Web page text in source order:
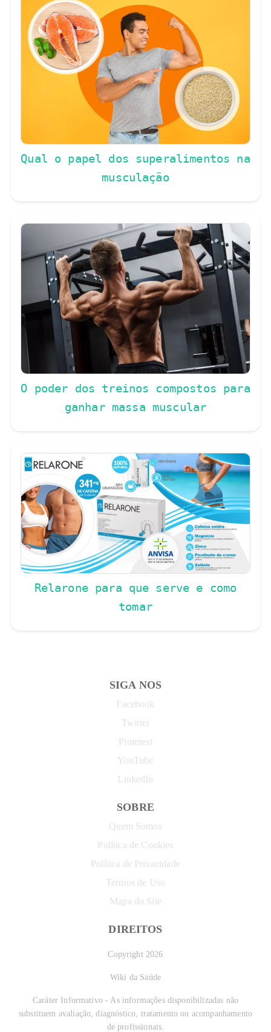
Qual o papel dos superalimentos na
musculação
O poder dos treinos compostos para
ganhar massa muscular
Relarone para que serve e como
tomar
SIGA NOS
Facebook
Twitter
Pinterest
YouTube
LinkedIn
SOBRE
Quem Somos
Política de Cookies
Política de Privacidade
Termos de Uso
Mapa do Site
DIREITOS
Copyright 2026
Wiki da Saúde
Caráter Informativo - As informações disponibilizadas não
substituem avaliação, diagnóstico, tratamento ou acompanhamento
de profissionais.